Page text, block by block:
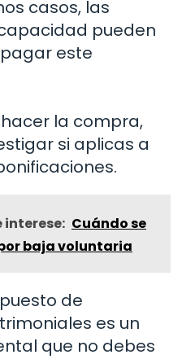
casos, las
pueden
este
la compra,
si aplicas a
interese: Cuándo se
baja voluntaria
de
es un
que no debes